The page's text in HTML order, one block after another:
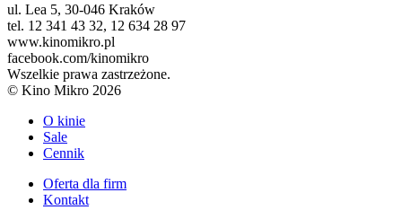
ul. Lea 5, 30-046 Kraków
tel. 12 341 43 32, 12 634 28 97
www.kinomikro.pl
facebook.com/kinomikro
Wszelkie prawa zastrzeżone.
© Kino Mikro 2026
O kinie
Sale
Cennik
Oferta dla firm
Kontakt